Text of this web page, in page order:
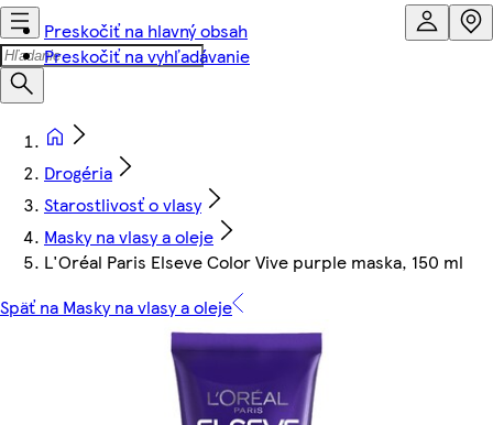
Preskočiť na hlavný obsah
Preskočiť na vyhľadávanie
Drogéria
Starostlivosť o vlasy
Masky na vlasy a oleje
L'Oréal Paris Elseve Color Vive purple maska, 150 ml
Späť na Masky na vlasy a oleje